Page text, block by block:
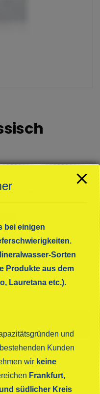
1,4 €
bei einigen
Sorten
Produkte aus dem
Lauretana etc.).
und
Kunden
wir keine
Frankfurt,
südlicher Kreis